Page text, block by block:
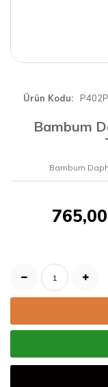
Ürün Kodu
Bambum
Bambum
765,00